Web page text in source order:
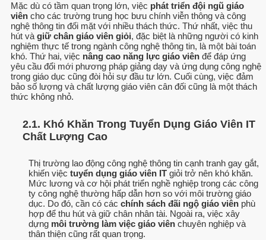
Mặc dù có tầm quan trọng lớn, việc phát triển đội ngũ giáo
viên cho các trường trung học bưu chính viễn thông và công
nghệ thông tin đối mặt với nhiều thách thức. Thứ nhất, việc thu
hút và giữ chân giáo viên giỏi, đặc biệt là những người có kinh
nghiệm thực tế trong ngành công nghệ thông tin, là một bài toán
khó. Thứ hai, việc nâng cao năng lực giáo viên để đáp ứng
yêu cầu đổi mới phương pháp giảng dạy và ứng dụng công nghệ
trong giáo dục cũng đòi hỏi sự đầu tư lớn. Cuối cùng, việc đảm
bảo số lượng và chất lượng giáo viên cân đối cũng là một thách
thức không nhỏ.
2.1. Khó Khăn Trong Tuyển Dụng Giáo Viên IT
Chất Lượng Cao
Thị trường lao động công nghệ thông tin cạnh tranh gay gắt,
khiến việc tuyển dụng giáo viên IT giỏi trở nên khó khăn.
Mức lương và cơ hội phát triển nghề nghiệp trong các công
ty công nghệ thường hấp dẫn hơn so với môi trường giáo
dục. Do đó, cần có các chính sách đãi ngộ giáo viên phù
hợp để thu hút và giữ chân nhân tài. Ngoài ra, việc xây
dựng môi trường làm việc giáo viên chuyên nghiệp và
thân thiện cũng rất quan trọng.